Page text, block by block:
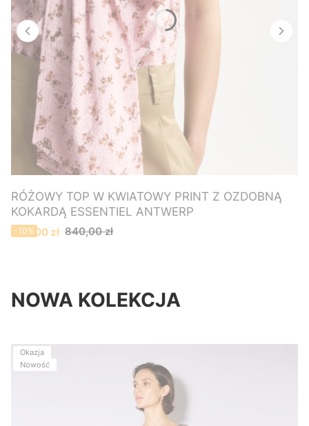
RÓŻOWY TOP W KWIATOWY PRINT Z OZDOBNĄ
KOKARDĄ ESSENTIEL ANTWERP
Cena promocyjna
760,00 zł 840,00 zł
-10%
NOWA KOLEKCJA
Okazja
Nowość